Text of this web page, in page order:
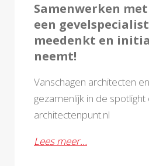
Samenwerken
een
meedenkt en
neemt!
Vanschagen architecten
gezamenlijk in de spotlight
architectenpunt.nl
Lees meer…